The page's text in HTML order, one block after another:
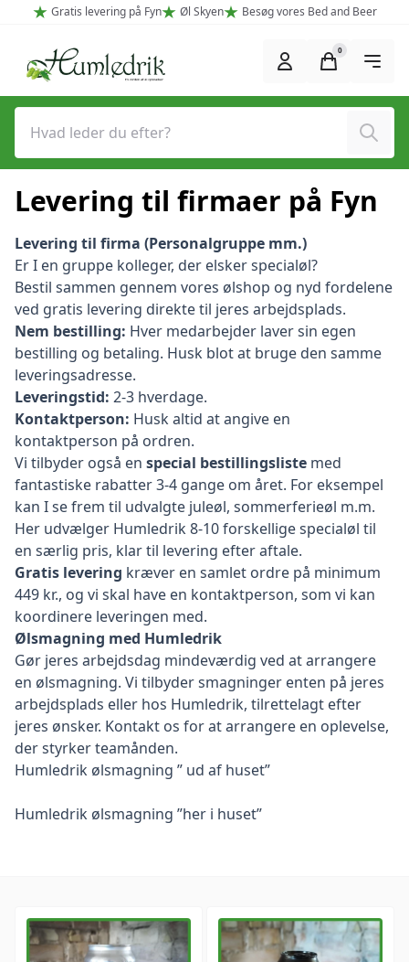
Spring til hovedindhold (Tryk Enter)
Gratis levering på Fyn Øl Skyen Besøg vores Bed and Beer
Søg
0
Levering til firmaer på Fyn
Levering til firma (Personalgruppe mm.)
Er I en gruppe kolleger, der elsker specialøl?
Bestil sammen gennem vores ølshop og nyd fordelene
ved gratis levering direkte til jeres arbejdsplads.
Nem bestilling: Hver medarbejder laver sin egen
bestilling og betaling. Husk blot at bruge den samme
leveringsadresse.
Leveringstid: 2-3 hverdage.
Kontaktperson: Husk altid at angive en
kontaktperson på ordren.
Vi tilbyder også en special bestillingsliste med
fantastiske rabatter 3-4 gange om året. For eksempel
kan I se frem til udvalgte juleøl, sommerferieøl m.m.
Her udvælger Humledrik 8-10 forskellige specialøl til
en særlig pris, klar til levering efter aftale.
Gratis levering kræver en samlet ordre på minimum
449 kr., og vi skal have en kontaktperson, som vi kan
koordinere leveringen med.
Ølsmagning med Humledrik
Gør jeres arbejdsdag mindeværdig ved at arrangere
en ølsmagning. Vi tilbyder smagninger enten på jeres
arbejdsplads eller hos Humledrik, tilrettelagt efter
jeres ønsker. Kontakt os for at arrangere en oplevelse,
der styrker teamånden.
Humledrik ølsmagning ” ud af huset”
Humledrik ølsmagning ”her i huset”